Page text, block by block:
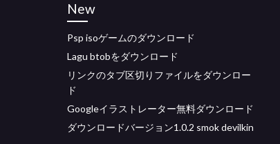
New
Psp isoゲームのダウンロード
Lagu btobをダウンロード
リンクのタブ区切りファイルをダウンロー
ド
Googleイラストレーター無料ダウンロード
ダウンロードバージョン1.0.2 smok devilkin